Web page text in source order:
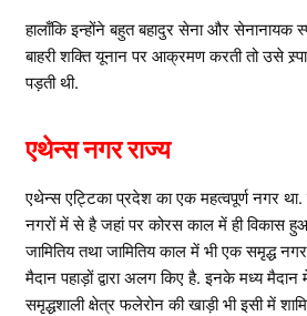
हालाँकि इन्होंने बहुत बहादुर सेना और सेनानायक
बाहरी शक्ति यूनान पर आक्रमण करती तो उसे
पड़ती थी.
एथेन्स नगर राज्य
एथेन्स एट्टिका प्रदेश का एक महत्वपूर्ण नगर
नगरों में से है जहां पर कोरस काल में ही विकास
जामितिय तथा जामितिय काल में भी एक समृद्ध
मैदान पहाड़ों द्वारा अलग किए है. इनके मध्य
समृद्धशाली क्षेत्र फलेरोन की खाड़ी भी इसी में